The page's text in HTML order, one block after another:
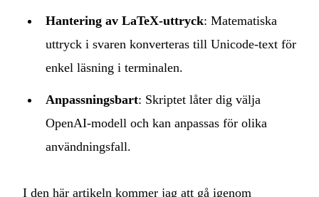
Hantering av LaTeX‑uttryck: Matematiska
uttryck i svaren konverteras till Unicode‑text för
enkel läsning i terminalen.
Anpassningsbart: Skriptet låter dig välja
OpenAI‑modell och kan anpassas för olika
användningsfall.
I den här artikeln kommer jag att gå igenom